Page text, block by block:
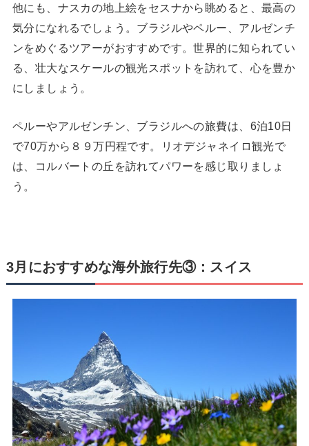
他にも、ナスカの地上絵をセスナから眺めると、最高の
気分になれるでしょう。ブラジルやペルー、アルゼンチ
ンをめぐるツアーがおすすめです。世界的に知られてい
る、壮大なスケールの観光スポットを訪れて、心を豊か
にしましょう。
ペルーやアルゼンチン、ブラジルへの旅費は、6泊10日
で70万から８９万円程です。リオデジャネイロ観光で
は、コルバートの丘を訪れてパワーを感じ取りましょ
う。
3月におすすめな海外旅行先③：スイス